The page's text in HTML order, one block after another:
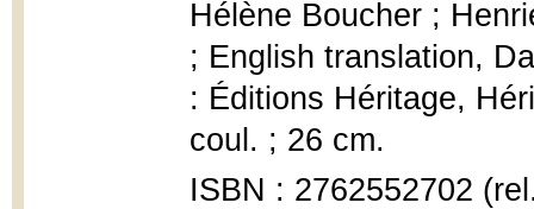
Hélène Boucher ;
; English translation,
: Éditions Héritage,
coul. ; 26 cm.
ISBN : 2762552702